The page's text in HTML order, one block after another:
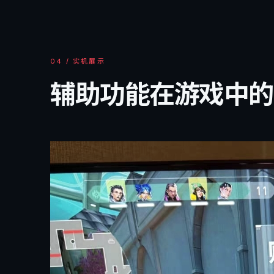
04 / 实机展示
辅助功能在游戏中